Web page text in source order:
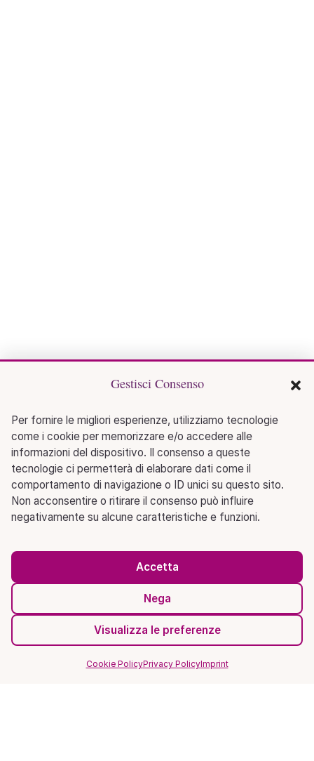
Gestisci Consenso
Per fornire le migliori esperienze, utilizziamo tecnologie
come i cookie per memorizzare e/o accedere alle
informazioni del dispositivo. Il consenso a queste
tecnologie ci permetterà di elaborare dati come il
comportamento di navigazione o ID unici su questo sito.
Non acconsentire o ritirare il consenso può influire
negativamente su alcune caratteristiche e funzioni.
Accetta
Nega
Visualizza le preferenze
Cookie PolicyPrivacy PolicyImprint